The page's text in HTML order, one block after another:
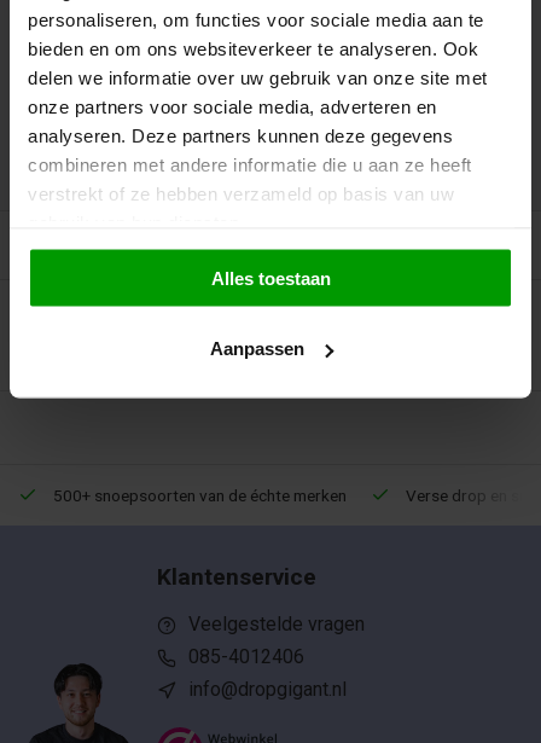
personaliseren, om functies voor sociale media aan te
bieden en om ons websiteverkeer te analyseren. Ook
delen we informatie over uw gebruik van onze site met
onze partners voor sociale media, adverteren en
analyseren. Deze partners kunnen deze gegevens
combineren met andere informatie die u aan ze heeft
verstrekt of ze hebben verzameld op basis van uw
Alles toestaan
Aanpassen
info@dropgigant.nl
9356 reviews - gem. 9,5 via
Recent bekeken
500+ snoepsoorten van de échte merken Verse drop en
Klantenservice
Veelgestelde vragen
085-4012406
info@dropgigant.nl